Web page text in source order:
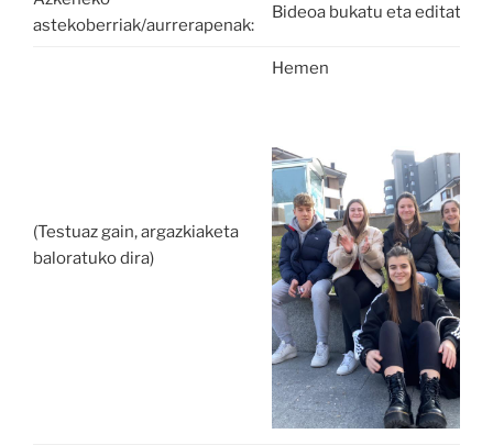
astekoberriak/aurrerapenak:
Bideoa bukatu eta editatu
(Testuaz gain, argazkiaketa
baloratuko dira)
Hemen